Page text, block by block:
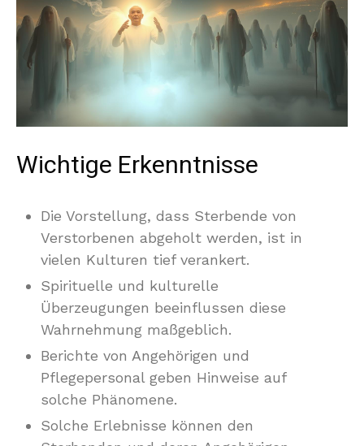
Wichtige Erkenntnisse
Die Vorstellung, dass Sterbende von
Verstorbenen abgeholt werden, ist in
vielen Kulturen tief verankert.
Spirituelle und kulturelle
Überzeugungen beeinflussen diese
Wahrnehmung maßgeblich.
Berichte von Angehörigen und
Pflegepersonal geben Hinweise auf
solche Phänomene.
Solche Erlebnisse können den